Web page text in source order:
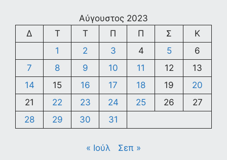
Αύγουστος 2023
Δ
Τ Τ Π Π Σ
Κ
1
2 3 4 5
6
7
8 9 10 11 12
13
14
15 16 17 18 19
20
21
22 23 24 25 26
27
28
29 30 31
« Ιούλ Σεπ »